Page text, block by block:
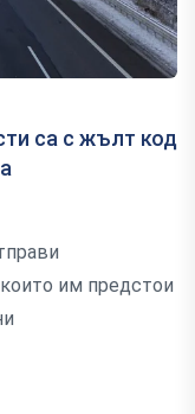
са с жълт код
им предстои